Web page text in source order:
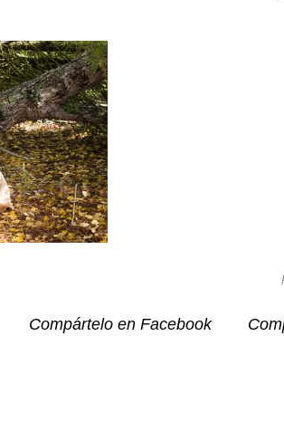
Compártelo en Facebook